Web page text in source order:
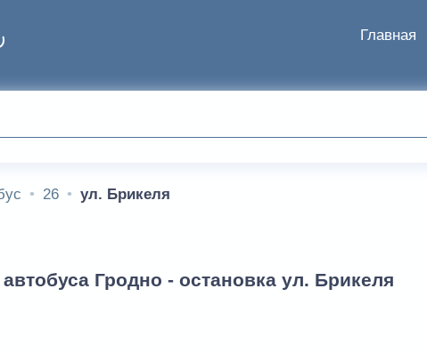
Главная
26 ул. Брикеля
Гродно - остановка ул. Брикеля